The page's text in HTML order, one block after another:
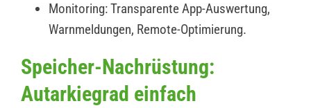
Monitoring: Transparente App-Auswertung,
Warnmeldungen, Remote-Optimierung.
Speicher-Nachrüstung:
Autarkiegrad einfach